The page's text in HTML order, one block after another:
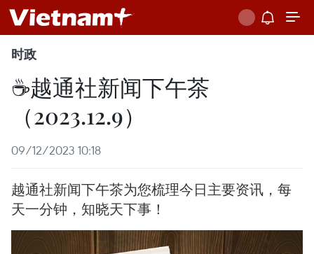
时政
☕️越通社新闻下午茶
（2023.12.9）
09/12/2023 10:18
越通社新闻下午茶为您梳理今日主要资讯，每
天一分钟，知晓天下事！